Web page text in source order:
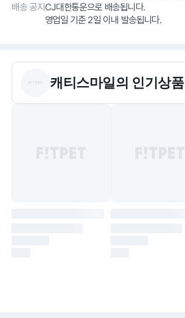
배송 공지CJ대한통운으로 배송됩니다.
영업일 기준 2일 이내 발송됩니다.
캐티스마일의 인기상품